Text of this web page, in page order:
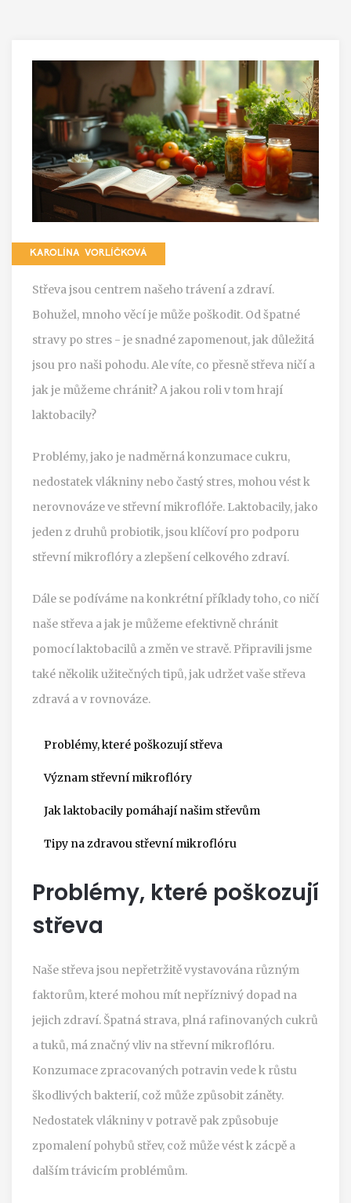
KAROLÍNA VORLÍČKOVÁ
Střeva jsou centrem našeho trávení a zdraví.
Bohužel, mnoho věcí je může poškodit. Od špatné
stravy po stres - je snadné zapomenout, jak důležitá
jsou pro naši pohodu. Ale víte, co přesně střeva ničí a
jak je můžeme chránit? A jakou roli v tom hrají
laktobacily?
Problémy, jako je nadměrná konzumace cukru,
nedostatek vlákniny nebo častý stres, mohou vést k
nerovnováze ve střevní mikroflóře. Laktobacily, jako
jeden z druhů probiotik, jsou klíčoví pro podporu
střevní mikroflóry a zlepšení celkového zdraví.
Dále se podíváme na konkrétní příklady toho, co ničí
naše střeva a jak je můžeme efektivně chránit
pomocí laktobacilů a změn ve stravě. Připravili jsme
také několik užitečných tipů, jak udržet vaše střeva
zdravá a v rovnováze.
Problémy, které poškozují střeva
Význam střevní mikroflóry
Jak laktobacily pomáhají našim střevům
Tipy na zdravou střevní mikroflóru
Problémy, které poškozují
střeva
Naše střeva jsou nepřetržitě vystavována různým
faktorům, které mohou mít nepříznivý dopad na
jejich zdraví. Špatná strava, plná rafinovaných cukrů
a tuků, má značný vliv na střevní mikroflóru.
Konzumace zpracovaných potravin vede k růstu
škodlivých bakterií, což může způsobit záněty.
Nedostatek vlákniny v potravě pak způsobuje
zpomalení pohybů střev, což může vést k zácpě a
dalším trávicím problémům.